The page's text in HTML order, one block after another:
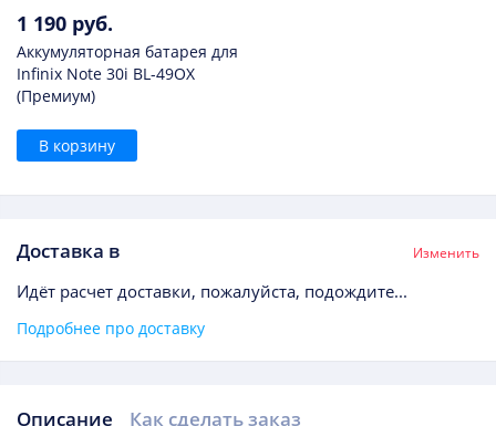
1 190 руб.
Аккумуляторная батарея для
Infinix Note 30i BL-49OX
(Премиум)
В корзину
Доставка в Изменить
Идёт расчет доставки, пожалуйста, подождите...
Подробнее про доставку
Описание Как сделать заказ